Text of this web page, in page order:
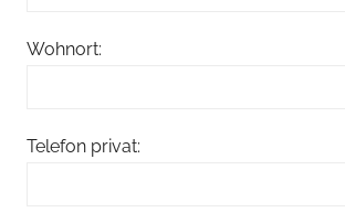
Wohnort:
Telefon privat: